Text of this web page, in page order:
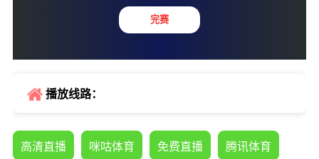
杜阿拉迪纳摩 0 :
完赛
播放线路：
高清直播 咪咕体育 免费直播 腾讯体育